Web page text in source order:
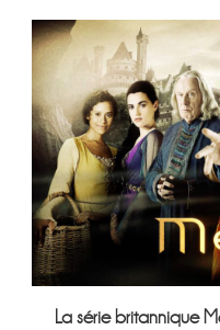
La série britannique